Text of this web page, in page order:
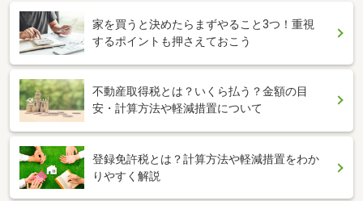
家を買うと決めたらまずやること3つ！重視
するポイントも押さえておこう
不動産取得税とは？いくら払う？金額の目
安・計算方法や軽減措置について
登録免許税とは？計算方法や軽減措置をわか
りやすく解説